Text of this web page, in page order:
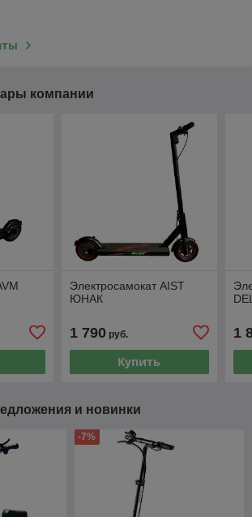
компании
Электросамокат AIST
ЮНАК
1 790руб.
Купить
1
и новинки
-7%